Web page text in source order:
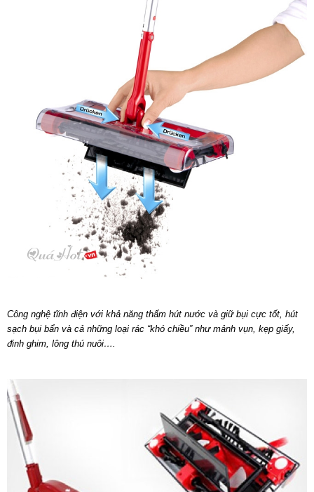
Công nghệ tĩnh điện với khả năng thấm hút nước và giữ bụi cực tốt, hút
sạch bụi bẩn và cả những loại rác “khó chiều” như mảnh vụn, kẹp giấy,
đinh ghim, lông thú nuôi….